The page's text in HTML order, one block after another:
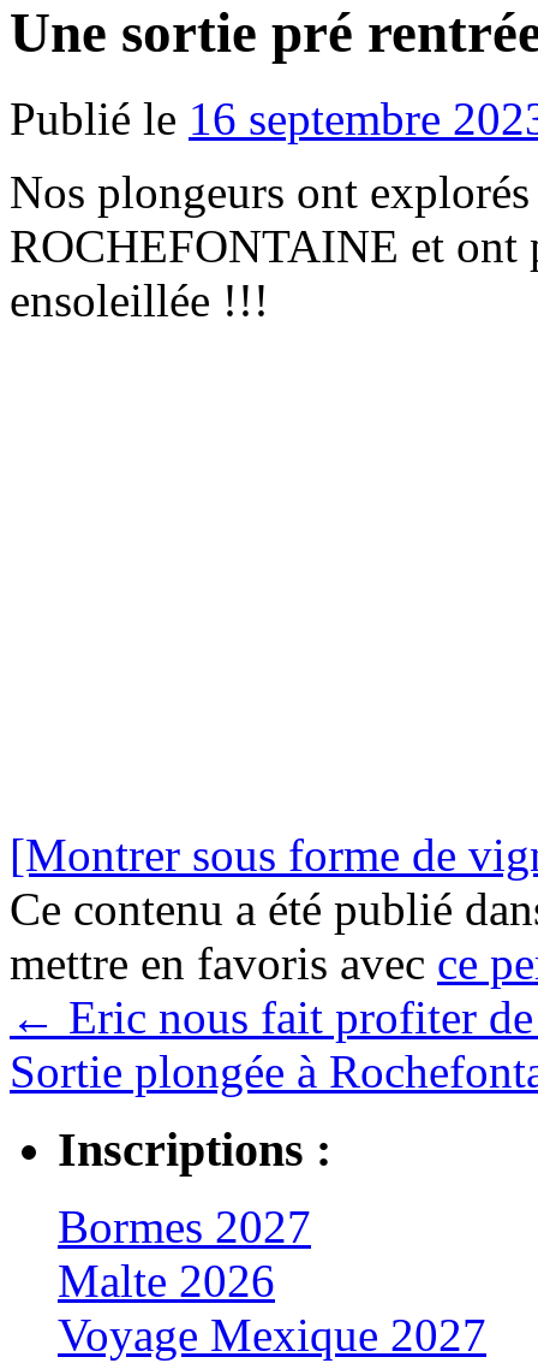
Une sortie pré
Publié le 16 septembre
Nos plongeurs ont
ROCHEFONTAINE et ont
ensoleillée !!!
[Montrer sous forme de
Ce contenu a été publié
mettre en favoris avec ce
← Eric nous fait profiter
Sortie plongée à
Inscriptions :
Bormes 2027
Malte 2026
Voyage Mexique 2027